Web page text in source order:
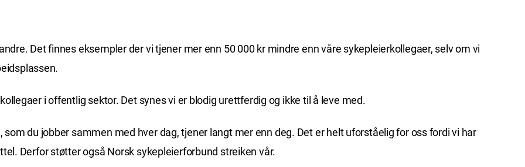
Det finnes eksempler der vi tjener mer enn 50 000 kr mindre enn våre sykepleierkollegaer, selv om vi
i offentlig sektor. Det synes vi er blodig urettferdig og ikke til å leve med.
du jobber sammen med hver dag, tjener langt mer enn deg. Det er helt uforståelig for oss fordi vi har
Derfor støtter også Norsk sykepleierforbund streiken vår.